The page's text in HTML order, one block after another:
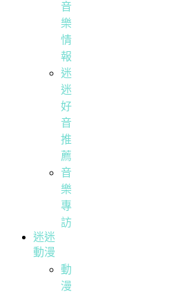
音
樂
情
報
迷
迷
好
音
推
薦
音
樂
專
訪
迷迷
動漫
動
漫